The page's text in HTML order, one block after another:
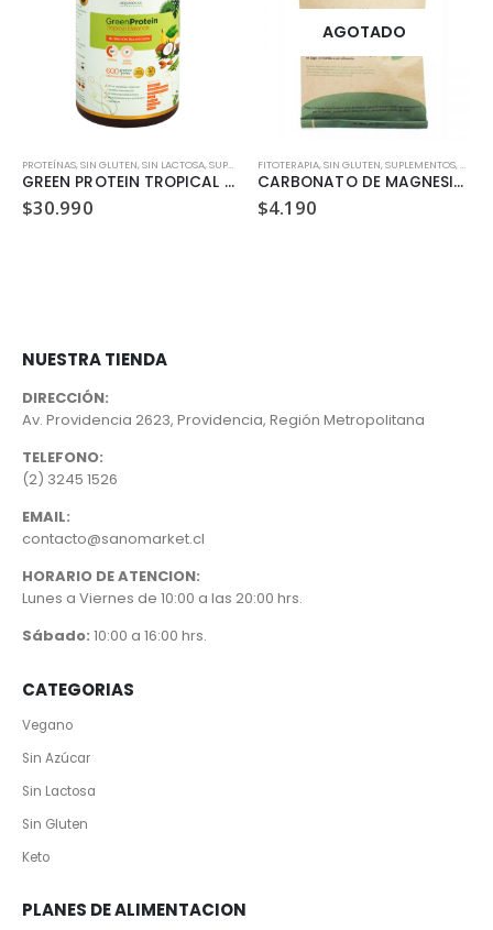
,SUPLEMENTOS,VEGANO
PROTEÍNAS,SIN GLUTEN,SIN LACTOSA,SUPLEMENTOS ,VEGANO
GREEN PROTEIN TROPICAL BALANCE 600 GR
$30.990
AGOTADO
FITOTERAPIA,SIN GLUTEN,SUPLEMENTOS,
CARBONATO DE MAGNESIO DULZURA NATURAL 94.5 GR
$4.190
NUESTRA TIENDA
DIRECCIÓN:
Av. Providencia 2623, Providencia, Región Metropolitana
TELEFONO:
(2) 3245 1526
EMAIL:
contacto@sanomarket.cl
HORARIO DE ATENCION:
Lunes a Viernes de 10:00 a las 20:00 hrs.
Sábado: 10:00 a 16:00 hrs.
CATEGORIAS
Vegano
Sin Azúcar
Sin Lactosa
Sin Gluten
Keto
PLANES DE ALIMENTACION